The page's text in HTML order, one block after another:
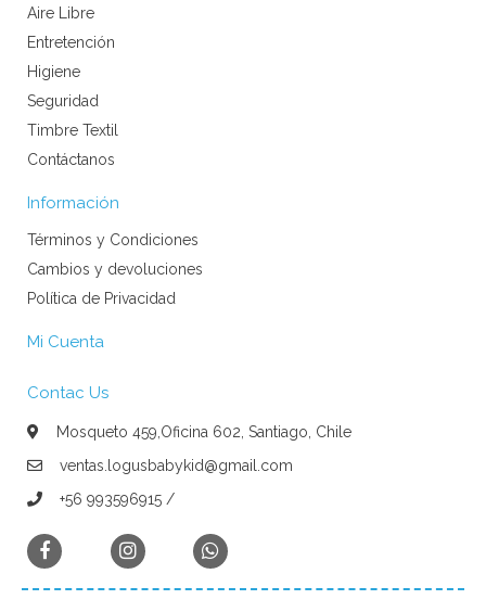
Aire Libre
Entretención
Higiene
Seguridad
Timbre Textil
Contáctanos
Información
Términos y Condiciones
Cambios y devoluciones
Política de Privacidad
Mi Cuenta
Contac Us
Mosqueto 459,Oficina 602, Santiago, Chile
ventas.logusbabykid@gmail.com
+56 993596915 /